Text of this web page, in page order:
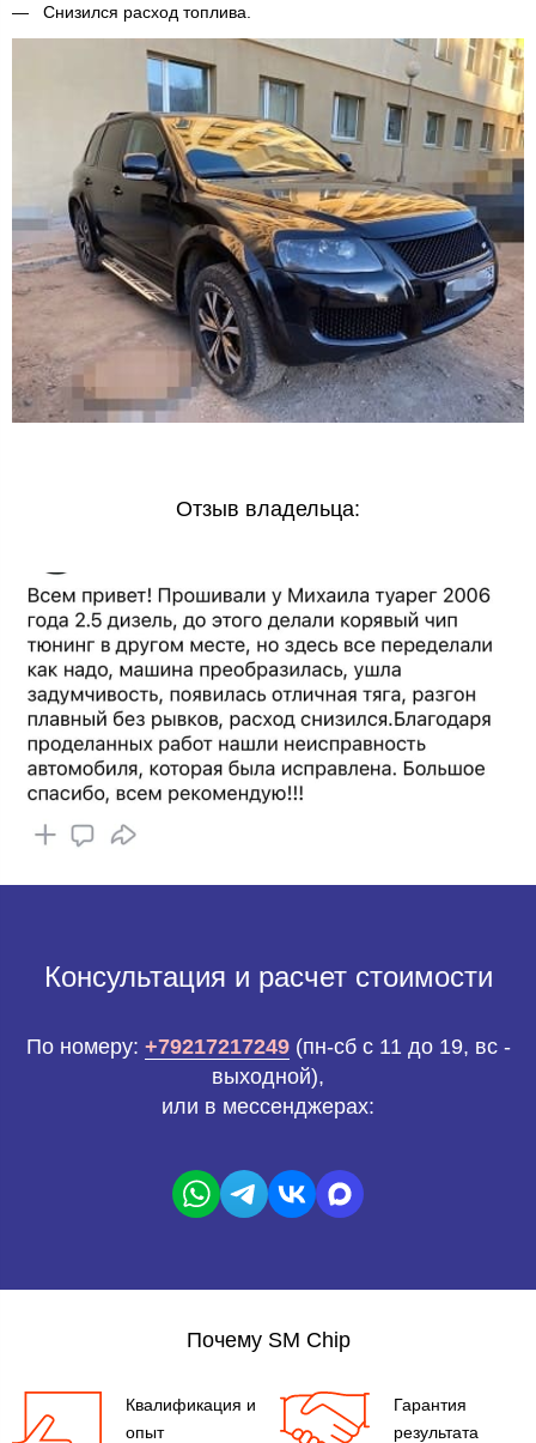
Снизился расход топлива.
Отзыв владельца:
Консультация и расчет стоимости
По номеру: +79217217249(пн-сб с 11 до 19, вс -
выходной),
или в мессенджерах:
Почему SM Chip
Квалификация и
опыт
Гарантия
результата